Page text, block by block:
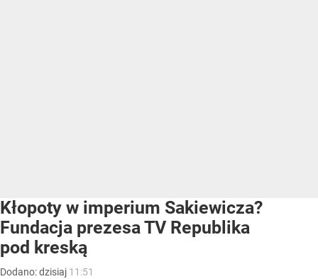
Kłopoty w imperium Sakiewicza?
Fundacja prezesa TV Republika
pod kreską
Dodano:dzisiaj 11:51